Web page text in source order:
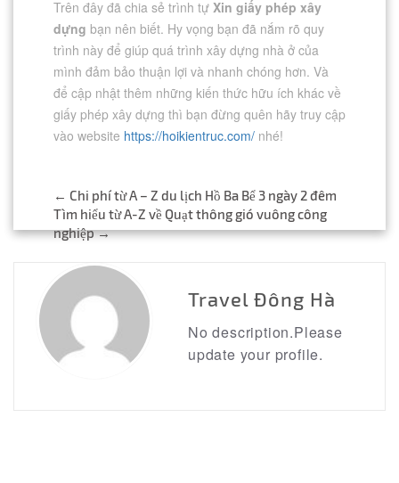
Trên đây đã chia sẻ trình tự Xin giấy phép xây
dựng bạn nên biết. Hy vọng bạn đã nắm rõ quy
trình này để giúp quá trình xây dựng nhà ở của
mình đảm bảo thuận lợi và nhanh chóng hơn. Và
để cập nhật thêm những kiến thức hữu ích khác về
giấy phép xây dựng thì bạn đừng quên hãy truy cập
vào website https://hoikientruc.com/ nhé!
Post
navigation
← Chi phí từ A – Z du lịch Hồ Ba Bể 3 ngày 2 đêm
Tìm hiểu từ A-Z về Quạt thông gió vuông công
nghiệp→
Travel Đông Hà
No description.Please
update your profile.